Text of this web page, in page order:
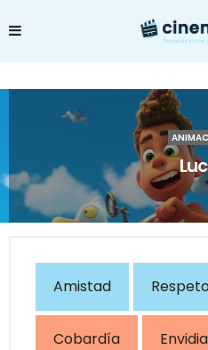
Amistad
Cobardía Envidia